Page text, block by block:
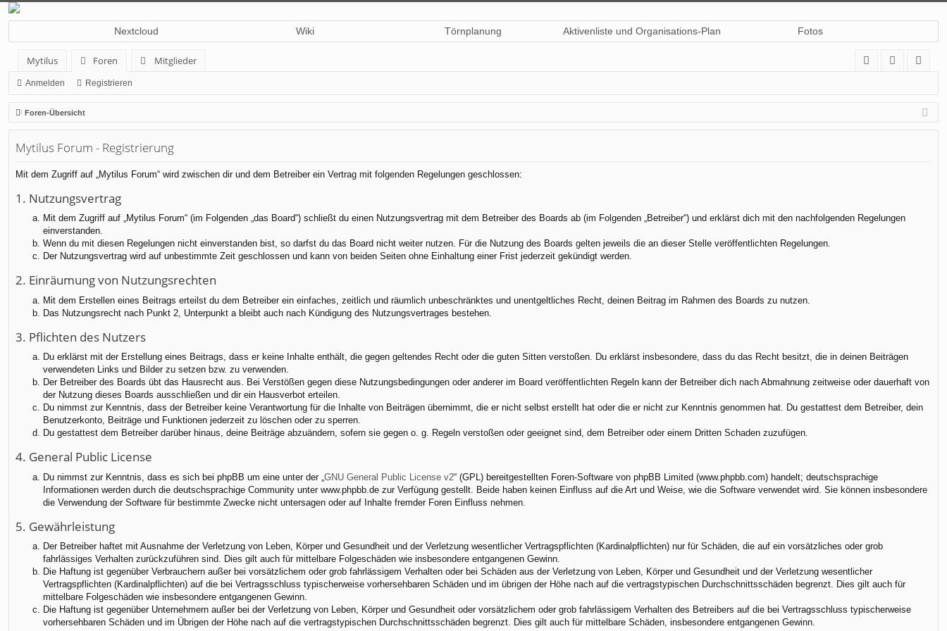
Nextcloud Wiki Törnplanung Aktivenliste und Organisations-Plan Fotos
Mytilus Foren
Mitglieder
Q
m
el
ist
rie
Anmelden Registrieren
Foren-Übersicht
Mytilus Forum - Registrierung
Mit dem Zugriff auf „Mytilus Forum“ wird zwischen dir und dem Betreiber ein Vertrag mit folgenden Regelungen geschlossen:
1. Nutzungsvertrag
Mit dem Zugriff auf „Mytilus Forum“ (im Folgenden „das Board“) schließt du einen Nutzungsvertrag mit dem Betreiber des Boards ab (im Folgenden „Betreiber“) und erklärst dich mit den nachfolgenden Regelungen
einverstanden.
Wenn du mit diesen Regelungen nicht einverstanden bist, so darfst du das Board nicht weiter nutzen. Für die Nutzung des Boards gelten jeweils die an dieser Stelle veröffentlichten Regelungen.
Der Nutzungsvertrag wird auf unbestimmte Zeit geschlossen und kann von beiden Seiten ohne Einhaltung einer Frist jederzeit gekündigt werden.
2. Einräumung von Nutzungsrechten
Mit dem Erstellen eines Beitrags erteilst du dem Betreiber ein einfaches, zeitlich und räumlich unbeschränktes und unentgeltliches Recht, deinen Beitrag im Rahmen des Boards zu nutzen.
Das Nutzungsrecht nach Punkt 2, Unterpunkt a bleibt auch nach Kündigung des Nutzungsvertrages bestehen.
3. Pflichten des Nutzers
Du erklärst mit der Erstellung eines Beitrags, dass er keine Inhalte enthält, die gegen geltendes Recht oder die guten Sitten verstoßen. Du erklärst insbesondere, dass du das Recht besitzt, die in deinen Beiträgen
verwendeten Links und Bilder zu setzen bzw. zu verwenden.
Der Betreiber des Boards übt das Hausrecht aus. Bei Verstößen gegen diese Nutzungsbedingungen oder anderer im Board veröffentlichten Regeln kann der Betreiber dich nach Abmahnung zeitweise oder dauerhaft von
der Nutzung dieses Boards ausschließen und dir ein Hausverbot erteilen.
Du nimmst zur Kenntnis, dass der Betreiber keine Verantwortung für die Inhalte von Beiträgen übernimmt, die er nicht selbst erstellt hat oder die er nicht zur Kenntnis genommen hat. Du gestattest dem Betreiber, dein
Benutzerkonto, Beiträge und Funktionen jederzeit zu löschen oder zu sperren.
Du gestattest dem Betreiber darüber hinaus, deine Beiträge abzuändern, sofern sie gegen o. g. Regeln verstoßen oder geeignet sind, dem Betreiber oder einem Dritten Schaden zuzufügen.
4. General Public License
Du nimmst zur Kenntnis, dass es sich bei phpBB um eine unter der „ GNU General Public License v2“ (GPL) bereitgestellten Foren-Software von phpBB Limited (www.phpbb.com) handelt; deutschsprachige
Informationen werden durch die deutschsprachige Community unter www.phpbb.de zur Verfügung gestellt. Beide haben keinen Einfluss auf die Art und Weise, wie die Software verwendet wird. Sie können insbesondere
die Verwendung der Software für bestimmte Zwecke nicht untersagen oder auf Inhalte fremder Foren Einfluss nehmen.
5. Gewährleistung
Der Betreiber haftet mit Ausnahme der Verletzung von Leben, Körper und Gesundheit und der Verletzung wesentlicher Vertragspflichten (Kardinalpflichten) nur für Schäden, die auf ein vorsätzliches oder grob
fahrlässiges Verhalten zurückzuführen sind. Dies gilt auch für mittelbare Folgeschäden wie insbesondere entgangenen Gewinn.
Die Haftung ist gegenüber Verbrauchern außer bei vorsätzlichem oder grob fahrlässigem Verhalten oder bei Schäden aus der Verletzung von Leben, Körper und Gesundheit und der Verletzung wesentlicher
Vertragspflichten (Kardinalpflichten) auf die bei Vertragsschluss typischerweise vorhersehbaren Schäden und im übrigen der Höhe nach auf die vertragstypischen Durchschnittsschäden begrenzt. Dies gilt auch für
mittelbare Folgeschäden wie insbesondere entgangenen Gewinn.
Die Haftung ist gegenüber Unternehmern außer bei der Verletzung von Leben, Körper und Gesundheit oder vorsätzlichem oder grob fahrlässigem Verhalten des Betreibers auf die bei Vertragsschluss typischerweise
vorhersehbaren Schäden und im Übrigen der Höhe nach auf die vertragstypischen Durchschnittsschäden begrenzt. Dies gilt auch für mittelbare Schäden, insbesondere entgangenen Gewinn.